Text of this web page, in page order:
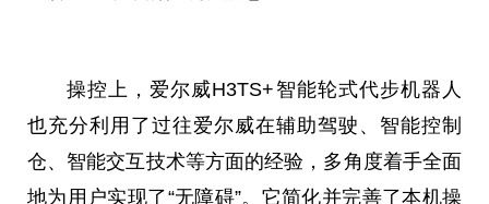
操控上，爱尔威H3TS+智能轮式代步机器人
也充分利用了过往爱尔威在辅助驾驶、智能控制
仓、智能交互技术等方面的经验，多角度着手全面
地为用户实现了“无障碍”。它简化并完善了本机操